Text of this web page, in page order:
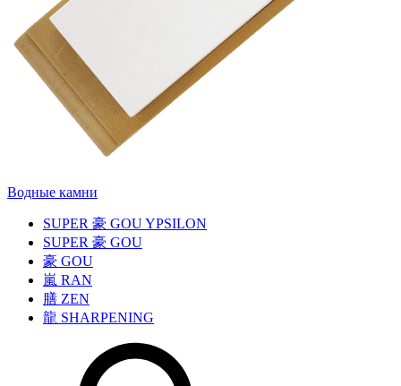
Водные камни
SUPER 豪 GOU YPSILON
SUPER 豪 GOU
豪 GOU
嵐 RAN
膳 ZEN
龍 SHARPENING